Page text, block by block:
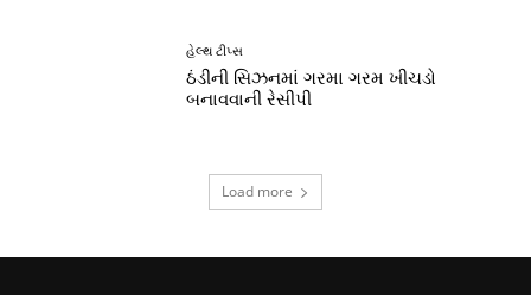
હેલ્થ ટીપ્સ
ઠંડીની સિઝનમાં ગરમા ગરમ ખીચડો
બનાવવાની રેસીપી
Load more